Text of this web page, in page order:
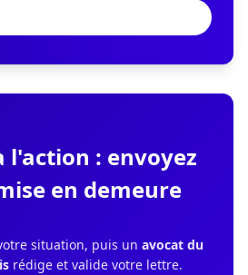
l'action : envoyez
en demeure
situation, puis un avocat du
rédige et valide votre lettre.